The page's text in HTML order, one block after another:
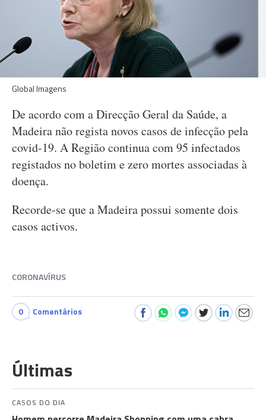
Global Imagens
De acordo com a Direcção Geral da Saúde, a
Madeira não regista novos casos de infecção pela
covid-19. A Região continua com 95 infectados
registados no boletim e zero mortes associadas à
doença.
Recorde-se que a Madeira possui somente dois
casos activos.
CORONAVÍRUS
0 Comentários
Últimas
CASOS DO DIA